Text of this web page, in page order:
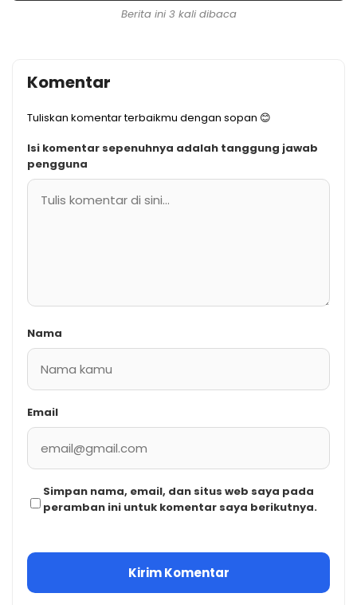
Berita ini 3 kali dibaca
Komentar
Tuliskan komentar terbaikmu dengan sopan 😊
Isi komentar sepenuhnya adalah tanggung jawab
pengguna
Nama
Email
Simpan nama, email, dan situs web saya pada
peramban ini untuk komentar saya berikutnya.